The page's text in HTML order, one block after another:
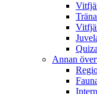
Annan